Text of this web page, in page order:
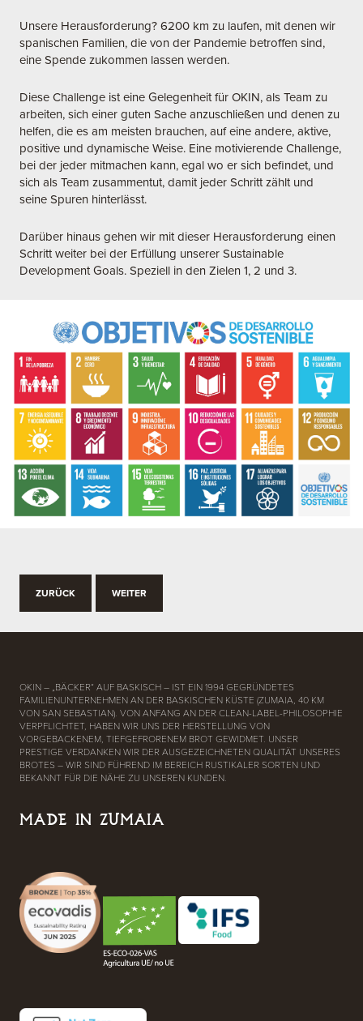
Unsere Herausforderung? 6200 km zu laufen, mit denen wir
spanischen Familien, die von der Pandemie betroffen sind,
eine Spende zukommen lassen werden.
Diese Challenge ist eine Gelegenheit für OKIN, als Team zu
arbeiten, sich einer guten Sache anzuschließen und denen zu
helfen, die es am meisten brauchen, auf eine andere, aktive,
positive und dynamische Weise. Eine motivierende Challenge,
bei der jeder mitmachen kann, egal wo er sich befindet, und
sich als Team zusammentut, damit jeder Schritt zählt und
seine Spuren hinterlässt.
Darüber hinaus gehen wir mit dieser Herausforderung einen
Schritt weiter bei der Erfüllung unserer Sustainable
Development Goals. Speziell in den Zielen 1, 2 und 3.
ZURÜCK WEITER
OKIN – „BÄCKER“ AUF BASKISCH – IST EIN 1994 GEGRÜNDETES
FAMILIENUNTERNEHMEN AN DER BASKISCHEN KÜSTE (ZUMAIA, 40 KM
VON SAN SEBASTIAN). VON ANFANG AN DER CLEAN-LABEL-PHILOSOPHIE
VERPFLICHTET, HABEN WIR UNS DER HERSTELLUNG VON
VORGEBACKENEM, TIEFGEFRORENEM BROT GEWIDMET. UNSER
PRESTIGE VERDANKEN WIR DER AUSGEZEICHNETEN QUALITÄT UNSERES
BROTES – WIR SIND FÜHREND IM BEREICH RUSTIKALER SORTEN UND
BEKANNT FÜR DIE NÄHE ZU UNSEREN KUNDEN.
MADE IN ZUMAIA